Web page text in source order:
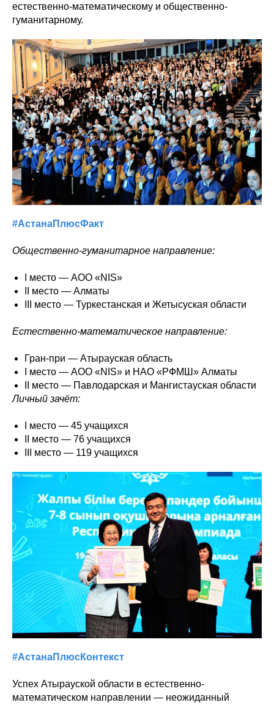
естественно-математическому и общественно-
гуманитарному.
#АстанаПлюсФакт
Общественно-гуманитарное направление:
I место — АОО «NIS»
II место — Алматы
III место — Туркестанская и Жетысуская области
Естественно-математическое направление:
Гран-при — Атырауская область
I место — АОО «NIS» и НАО «РФМШ» Алматы
II место — Павлодарская и Мангистауская области
Личный зачёт:
I место — 45 учащихся
II место — 76 учащихся
III место — 119 учащихся
#АстанаПлюсКонтекст
Успех Атырауской области в естественно-
математическом направлении — неожиданный